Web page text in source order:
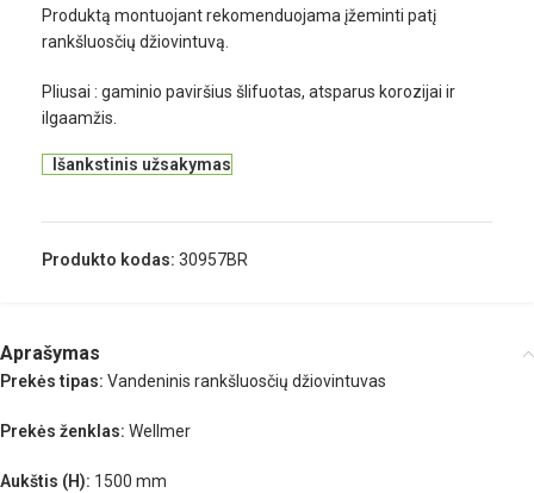
Produktą montuojant rekomenduojama įžeminti patį
rankšluosčių džiovintuvą.
Pliusai : gaminio paviršius šlifuotas, atsparus korozijai ir
ilgaamžis.
Išankstinis užsakymas
Produkto kodas: 30957BR
Aprašymas
Prekės tipas: Vandeninis rankšluosčių džiovintuvas
Prekės ženklas: Wellmer
Aukštis (H): 1500 mm